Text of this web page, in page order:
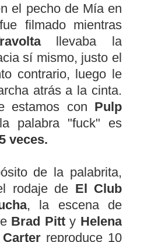
el pecho de Mía en
filmado mientras
llevaba la
sí mismo, justo el
contrario, luego le
atrás a la cinta.
estamos con Pulp
palabra "fuck" es
veces.
de la palabrita,
rodaje de El Club
, la escena de
Brad Pitty Helena
reproduce 10